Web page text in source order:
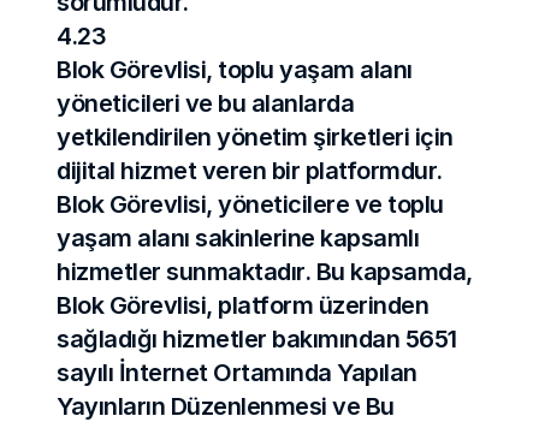
4.23
Blok Görevlisi, toplu yaşam alanı
yöneticileri ve bu alanlarda
yetkilendirilen yönetim şirketleri için
dijital hizmet veren bir platformdur.
Blok Görevlisi, yöneticilere ve toplu
yaşam alanı sakinlerine kapsamlı
hizmetler sunmaktadır. Bu kapsamda,
Blok Görevlisi, platform üzerinden
sağladığı hizmetler bakımından 5651
sayılı İnternet Ortamında Yapılan
Yayınların Düzenlenmesi ve Bu